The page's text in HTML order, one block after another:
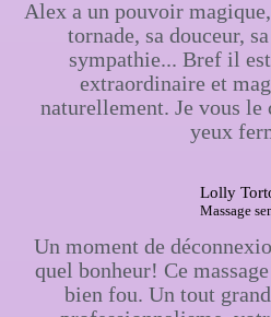
Alex a un pouvoir
tornade, sa douceur,
sympathie... Bref il
extraordinaire et
naturellement. Je vous
yeux
Lolly
Massage
Un moment de
quel bonheur! Ce
bien fou. Un tout